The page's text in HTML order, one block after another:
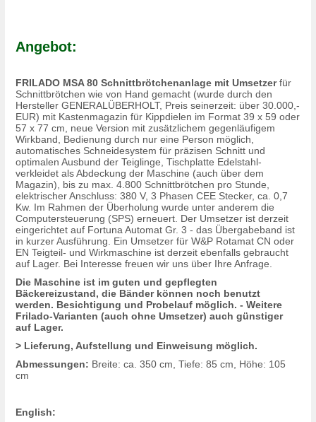
Angebot:
FRILADO MSA 80 Schnittbrötchenanlage mit Umsetzerfür
Schnittbrötchen wie von Hand gemacht (wurde durch den
Hersteller GENERALÜBERHOLT, Preis seinerzeit: über 30.000,-
EUR) mit Kastenmagazin für Kippdielen im Format 39 x 59 oder
57 x 77 cm, neue Version mit zusätzlichem gegenläufigem
Wirkband, Bedienung durch nur eine Person möglich,
automatisches Schneidesystem für präzisen Schnitt und
optimalen Ausbund der Teiglinge, Tischplatte Edelstahl-
verkleidet als Abdeckung der Maschine (auch über dem
Magazin), bis zu max. 4.800 Schnittbrötchen pro Stunde,
elektrischer Anschluss: 380 V, 3 Phasen CEE Stecker, ca. 0,7
Kw. Im Rahmen der Überholung wurde unter anderem die
Computersteuerung (SPS) erneuert. Der Umsetzer ist derzeit
eingerichtet auf Fortuna Automat Gr. 3 - das Übergabeband ist
in kurzer Ausführung. Ein Umsetzer für W&P Rotamat CN oder
EN Teigteil- und Wirkmaschine ist derzeit ebenfalls gebraucht
auf Lager. Bei Interesse freuen wir uns über Ihre Anfrage.
Die Maschine ist im guten und gepflegten
Bäckereizustand, die Bänder können noch benutzt
werden. Besichtigung und Probelauf möglich. - Weitere
Frilado-Varianten (auch ohne Umsetzer) auch günstiger
auf Lager.
> Lieferung, Aufstellung und Einweisung möglich.
Abmessungen: Breite: ca. 350 cm, Tiefe: 85 cm, Höhe: 105
cm
English: